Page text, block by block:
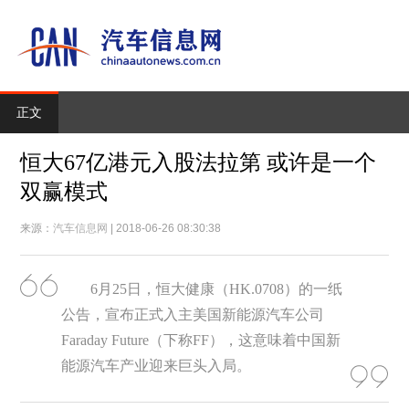
正文
恒大67亿港元入股法拉第 或许是一个
双赢模式
来源：汽车信息网 | 2018-06-26 08:30:38
6月25日，恒大健康（HK.0708）的一纸
公告，宣布正式入主美国新能源汽车公司
Faraday Future（下称FF），这意味着中国新
能源汽车产业迎来巨头入局。